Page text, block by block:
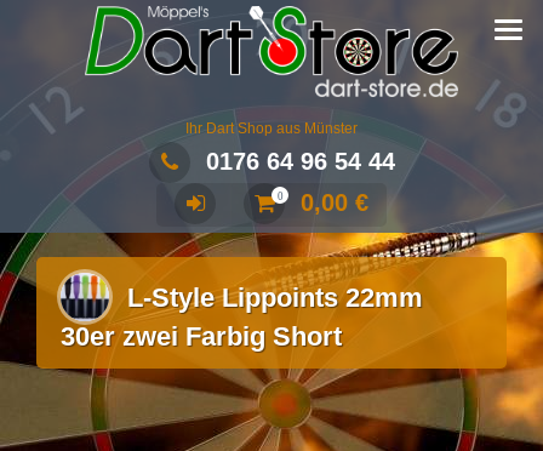
Ihr Dart Shop aus Münster
0176 64 96 54 44
0 0,00 €
L-Style Lippoints 22mm
30er zwei Farbig Short